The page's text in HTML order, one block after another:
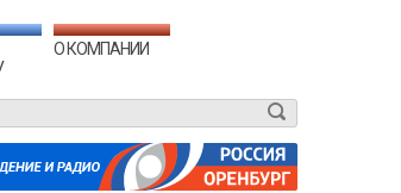
О КОМПАНИИ